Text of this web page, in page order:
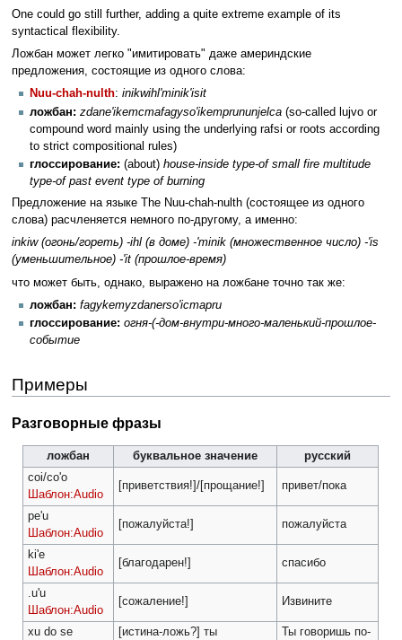
One could go still further, adding a quite extreme example of its
syntactical flexibility.
Ложбан может легко "имитировать" даже америндские
предложения, состоящие из одного слова:
Nuu-chah-nulth: inikwihl'minik'isit
ложбан: zdane'ikemcmafagyso'ikemprununjelca (so-called lujvo or
compound word mainly using the underlying rafsi or roots according
to strict compositional rules)
глоссирование: (about) house-inside type-of small fire multitude
type-of past event type of burning
Предложение на языке The Nuu-chah-nulth (состоящее из одного
слова) расчленяется немного по-другому, а именно:
inkiw (огонь/гореть) -ihl (в доме) -'minik (множественное число) -'is
(уменьшительное) -'it (прошлое-время)
что может быть, однако, выражено на ложбане точно так же:
ложбан: fagykemyzdanerso'icmapru
глоссирование: огня-(-дом-внутри-много-маленький-прошлое-
событие
Примеры
Разговорные фразы
ложбан буквальное значение
русский
coi/co'o
Шаблон:Audio
[приветствия!]/[прощание!] привет/пока
pe'u
Шаблон:Audio
[пожалуйста!] пожалуйста
ki'e
Шаблон:Audio
[благодарен!] спасибо
.u'u
Шаблон:Audio
[сожаление!] Извините
xu do se
[истина-ложь?] ты
Ты говоришь по-